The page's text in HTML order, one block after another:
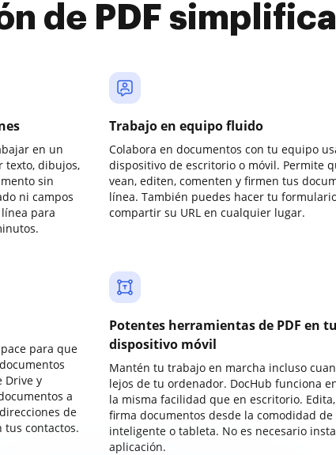
de PDF
en un
texto, dibujos,
sin
ni campos
para
Trabajo en equipo fluido
Colabora en documentos con tu equipo
dispositivo de escritorio o móvil. Permite
vean, editen, comenten y firmen tus
línea. También puedes hacer tu
compartir su URL en cualquier lugar.
para que
Drive y
a
de
tus contactos.
Potentes herramientas de PDF en tu
dispositivo móvil
Mantén tu trabajo en marcha incluso
lejos de tu ordenador. DocHub funciona
la misma facilidad que en escritorio.
firma documentos desde la comodidad
inteligente o tableta. No es necesario
aplicación.